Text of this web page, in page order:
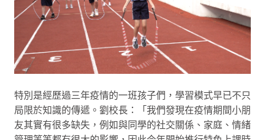
特別是經歷過三年疫情的一班孩子們，學習模式早已不只
局限於知識的傳遞。劉校長：「我們發現在疫情期間小朋
友其實有很多缺失，例如與同學的社交關係、家庭、情緒